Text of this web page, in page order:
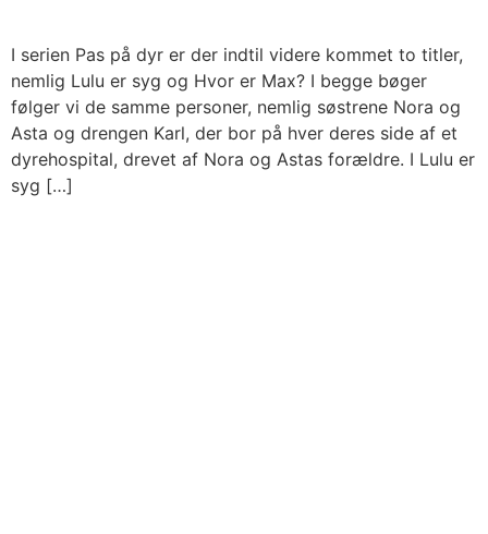
I serien Pas på dyr er der indtil videre kommet to titler,
nemlig Lulu er syg og Hvor er Max? I begge bøger
følger vi de samme personer, nemlig søstrene Nora og
Asta og drengen Karl, der bor på hver deres side af et
dyrehospital, drevet af Nora og Astas forældre. I Lulu er
syg […]